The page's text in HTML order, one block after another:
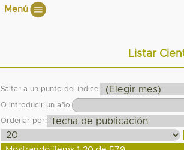
Menú
Listar
Saltar a un punto del índice:
O introducir un año:
Ordenar por: